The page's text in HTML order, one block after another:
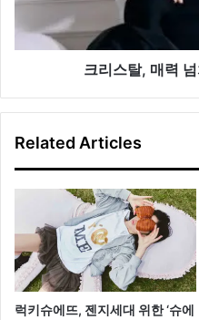
치
는
공
크리스탈, 매력
Related Articles
럭키슈에뜨, 젠지세대 위한 ‘슈에